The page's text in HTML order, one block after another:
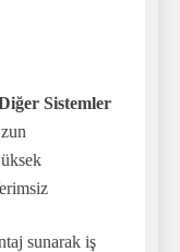
Sistemler
sunarak iş